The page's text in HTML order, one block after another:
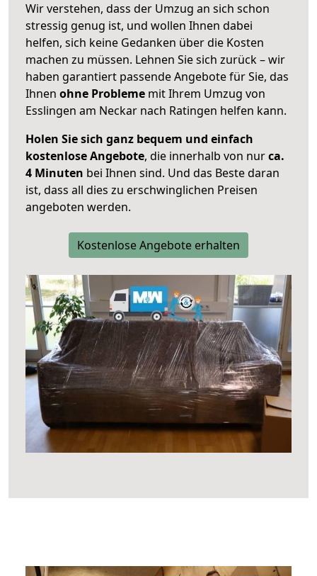
Wir verstehen, dass der Umzug an sich schon
stressig genug ist, und wollen Ihnen dabei
helfen, sich keine Gedanken über die Kosten
machen zu müssen. Lehnen Sie sich zurück – wir
haben garantiert passende Angebote für Sie, das
Ihnen ohne Probleme mit Ihrem Umzug von
Esslingen am Neckar nach Ratingen helfen kann.
Holen Sie sich ganz bequem und einfach
kostenlose Angebote, die innerhalb von nurca.
4 Minuten bei Ihnen sind. Und das Beste daran
ist, dass all dies zu erschwinglichen Preisen
angeboten werden.
Kostenlose Angebote erhalten